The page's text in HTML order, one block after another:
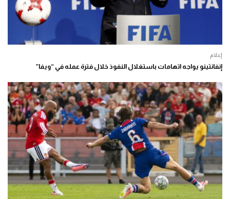
إعلام
إنفانتينو يواجه اتهامات باستغلال النفوذ خلال فترة عمله في “ويفا”